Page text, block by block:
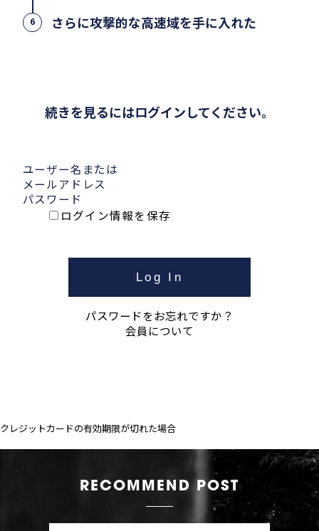
6 さらに攻撃的な高速域を手に入れた
続きを見るにはログインしてください。
ユーザー名または
メールアドレス
パスワード
ログイン情報を保存
パスワードをお忘れですか？
会員について
クレジットカードの有効期限が切れた場合
RECOMMEND POST